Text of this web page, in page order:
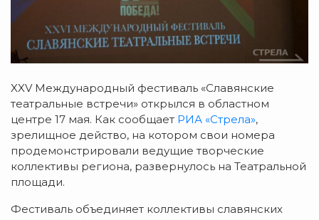
XXV Международный фестиваль «Славянские
театральные встречи» открылся в областном
центре 17 мая. Как сообщает РИА «Стрела»,
зрелищное действо, на котором свои номера
продемонстрировали ведущие творческие
коллективы региона, развернулось на Театральной
площади.
Фестиваль объединяет коллективы славянских